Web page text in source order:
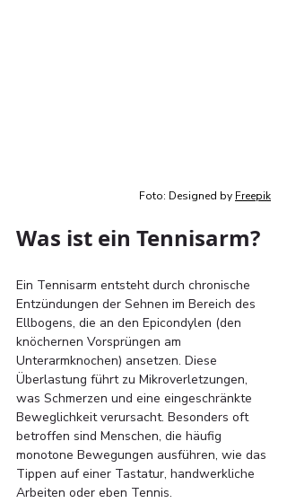
Foto: Designed by Freepik
Was ist ein Tennisarm?
Ein Tennisarm entsteht durch chronische
Entzündungen der Sehnen im Bereich des
Ellbogens, die an den Epicondylen (den
knöchernen Vorsprüngen am
Unterarmknochen) ansetzen. Diese
Überlastung führt zu Mikroverletzungen,
was Schmerzen und eine eingeschränkte
Beweglichkeit verursacht. Besonders oft
betroffen sind Menschen, die häufig
monotone Bewegungen ausführen, wie das
Tippen auf einer Tastatur, handwerkliche
Arbeiten oder eben Tennis.